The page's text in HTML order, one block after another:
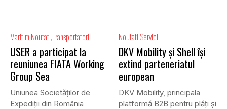
Maritim NoutatiTransportatori
USER a participat la
reuniunea FIATA Working
Group Sea
Uniunea Societăților de
Expediții din România
Noutati Servicii
DKV Mobility și Shell își
extind parteneriatul
european
DKV Mobility, principala
platformă B2B pentru plăți și